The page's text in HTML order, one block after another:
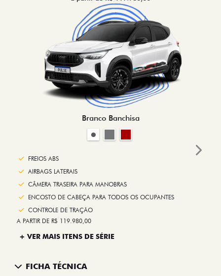
Branco Banchisa
FREIOS ABS
AIRBAGS LATERAIS
CÂMERA TRASEIRA PARA MANOBRAS
ENCOSTO DE CABEÇA PARA TODOS OS OCUPANTES
CONTROLE DE TRAÇÃO
A PARTIR DE R$ 119.980,00
+ VER MAIS ITENS DE SÉRIE
FICHA TÉCNICA
Next